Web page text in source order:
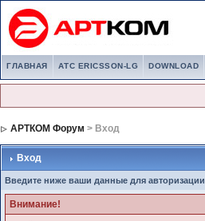
ГЛАВНАЯ АТС ERICSSON-LG DOWNLOAD
АРТКОМ Форум > Вход
Вход
Введите ниже ваши данные для авторизации
Внимание!